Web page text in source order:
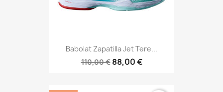
Babolat Zapatilla Jet Tere...
110,00 € 88,00 €